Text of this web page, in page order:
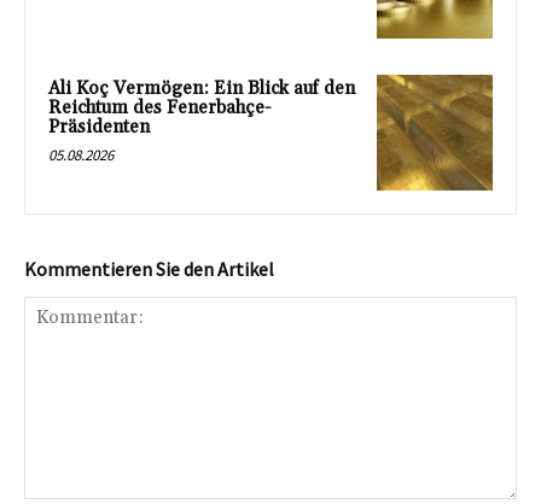
Ali Koç Vermögen: Ein Blick auf den
Reichtum des Fenerbahçe-
Präsidenten
05.08.2026
Kommentieren Sie den Artikel